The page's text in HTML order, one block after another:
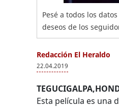
Pesé a todos los
deseos de los
Redacción El Heraldo
22.04.2019
Esta película es una